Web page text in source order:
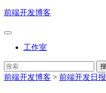
前端开发博客
工作室
前端开发博客 > 前端开发日报